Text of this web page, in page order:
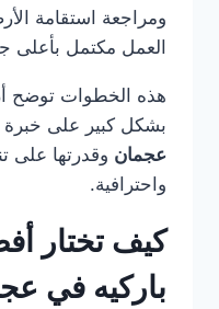
ومراجعة استقامة
العمل مكتمل بأعلى
هذه الخطوات توضح
بشكل كبير على خبرة
عجمان وقدرتها على
واحترافية.
كيف تختار
باركيه في